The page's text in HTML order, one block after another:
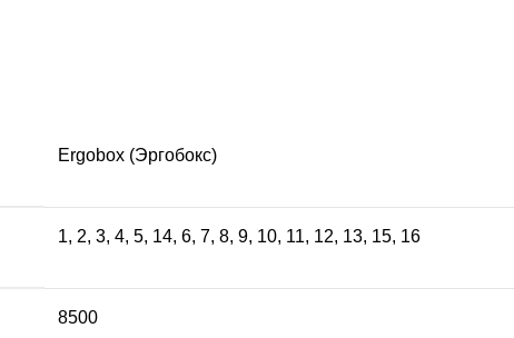
Ergobox (Эргобокс)
1, 2, 3, 4, 5, 14, 6, 7, 8, 9, 10, 11, 12, 13, 15, 16
8500